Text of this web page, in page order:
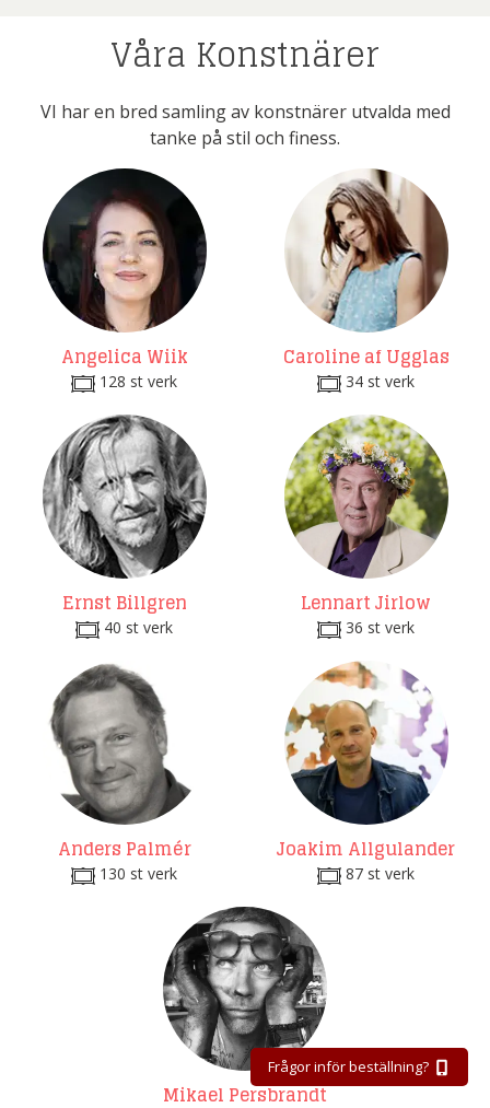
Våra Konstnärer
VI har en bred samling av konstnärer utvalda med
tanke på stil och finess.
Angelica Wiik
128 st verk
Caroline af Ugglas
34 st verk
Ernst Billgren
40 st verk
Lennart Jirlow
36 st verk
Anders Palmér
130 st verk
Joakim Allgulander
87 st verk
Mikael Persbrandt
Frågor inför beställning?